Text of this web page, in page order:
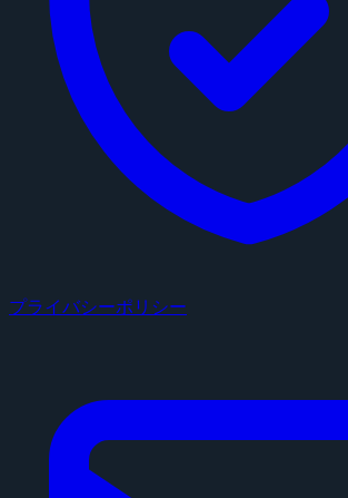
プライバシーポリシー